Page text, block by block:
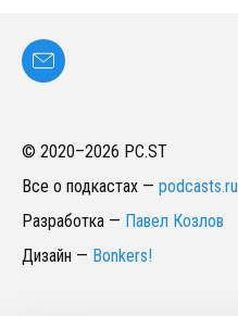
© 2020–2026 PC.ST
Все о подкастах — podcasts.ru
Разработка — Павел Козлов
Дизайн — Bonkers!